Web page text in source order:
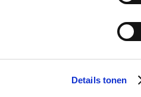
Details tonen